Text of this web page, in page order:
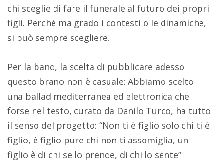
chi sceglie di fare il funerale al futuro dei propri
figli. Perché malgrado i contesti o le dinamiche,
si può sempre scegliere.
Per la band, la scelta di pubblicare adesso
questo brano non è casuale: Abbiamo scelto
una ballad mediterranea ed elettronica che
forse nel testo, curato da Danilo Turco, ha tutto
il senso del progetto: “Non ti è figlio solo chi ti è
figlio, è figlio pure chi non ti assomiglia, un
figlio è di chi se lo prende, di chi lo sente”.